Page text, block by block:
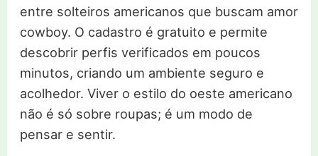
entre solteiros americanos que buscam amor
cowboy. O cadastro é gratuito e permite
descobrir perfis verificados em poucos
minutos, criando um ambiente seguro e
acolhedor. Viver o estilo do oeste americano
não é só sobre roupas; é um modo de
pensar e sentir.